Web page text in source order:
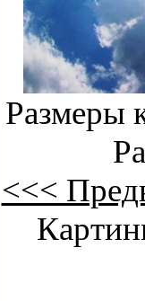
Размеры
<<<